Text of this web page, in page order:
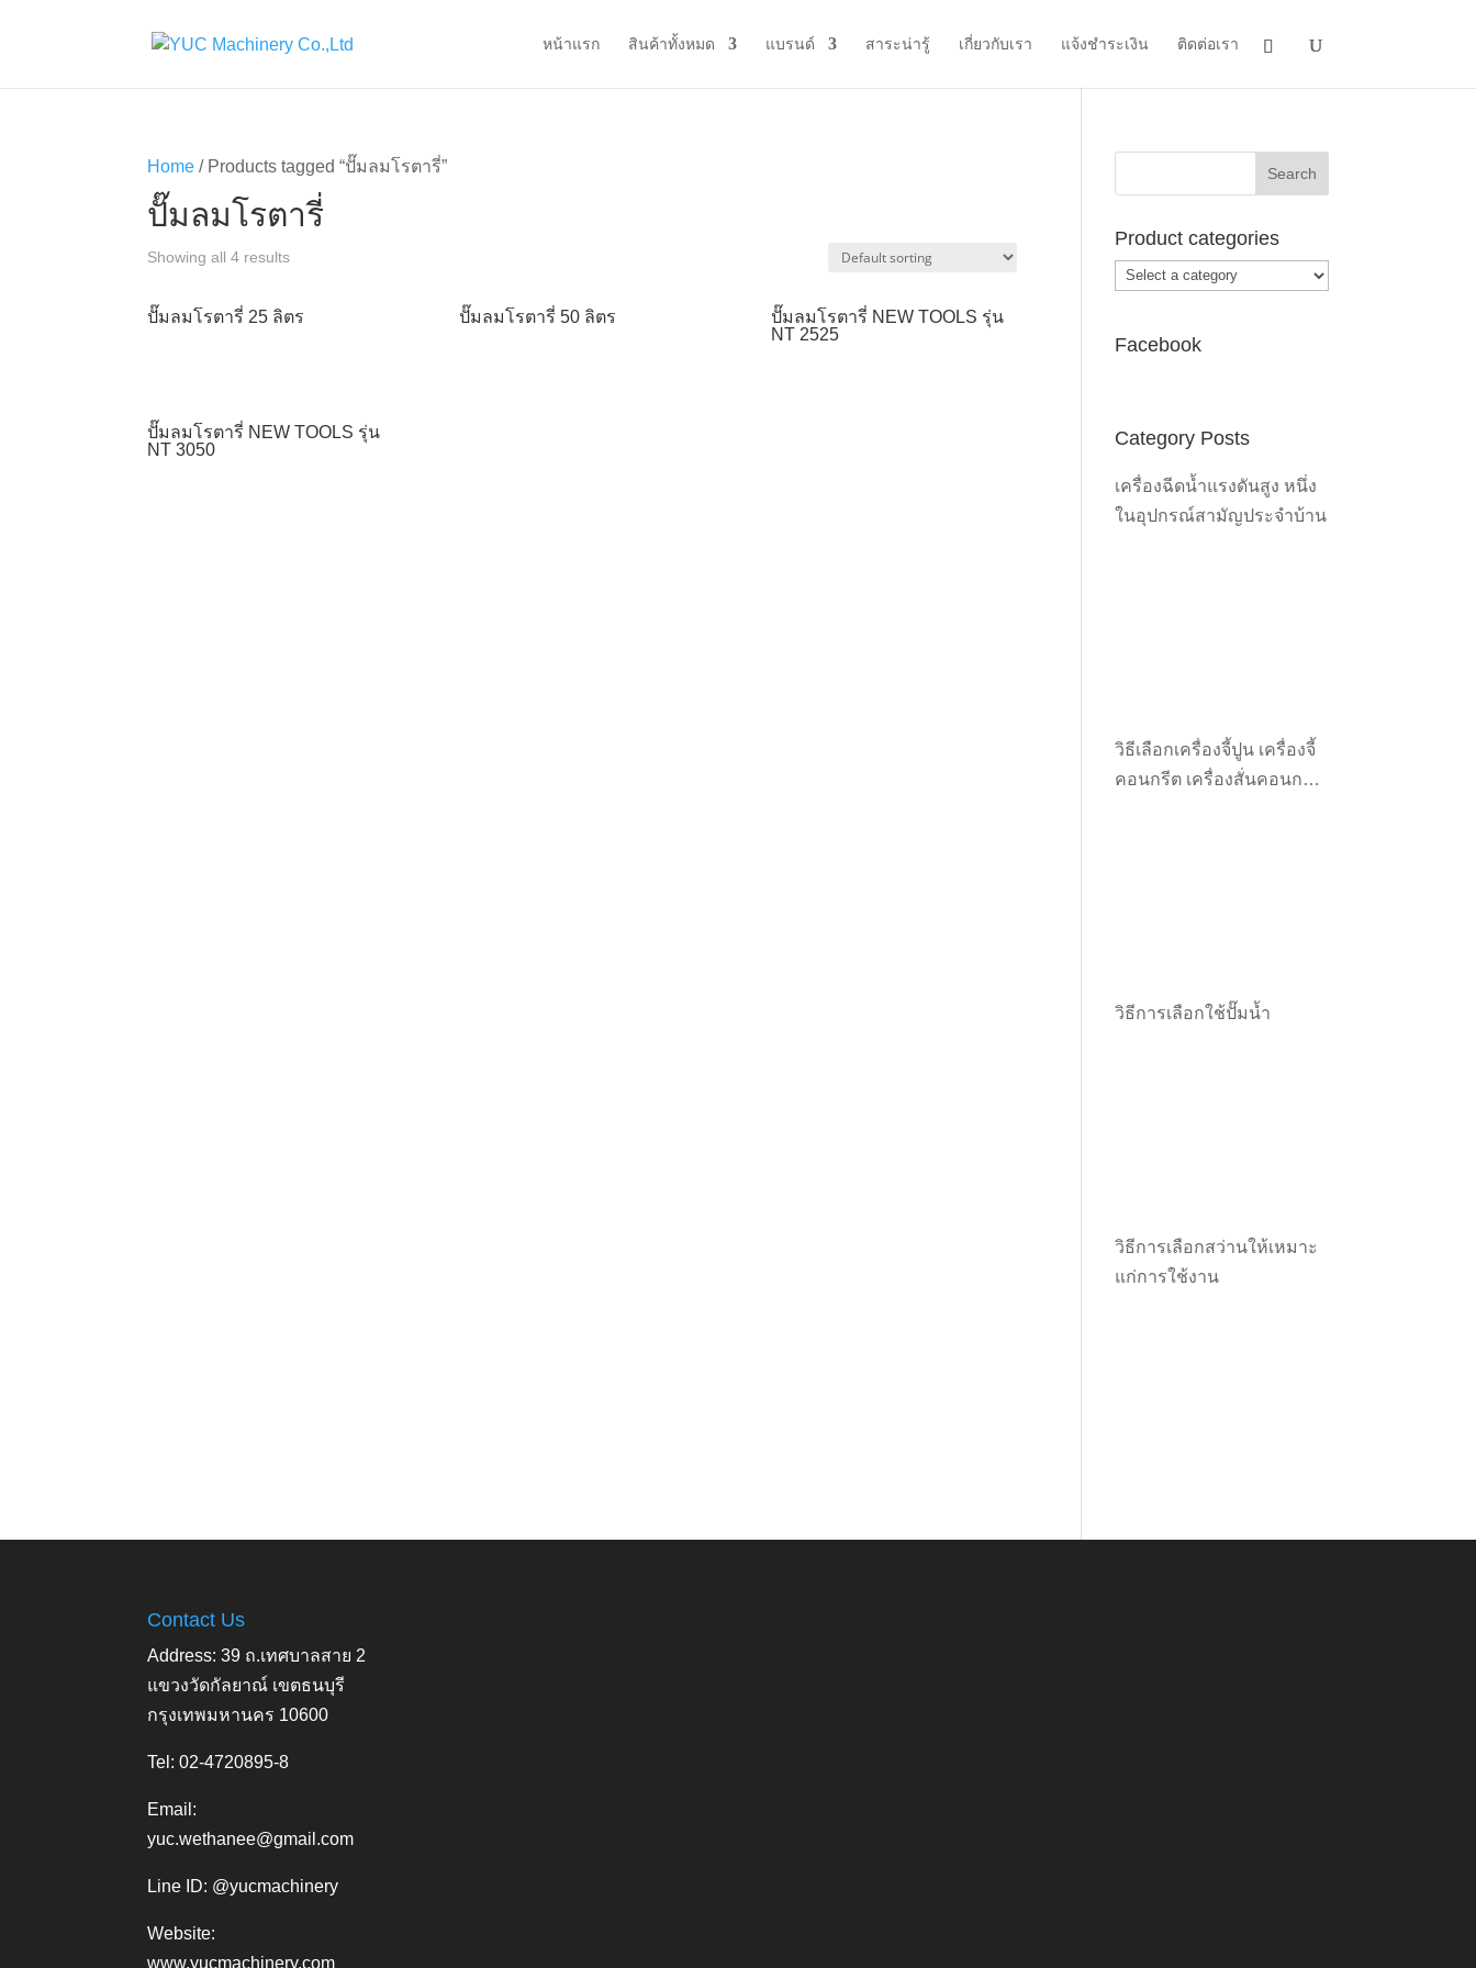
หน้าแรก สินค้าทั้งหมด แบรนด์ สาระน่ารู้ เกี่ยวกับเรา แจ้งชำระเงิน ติดต่อเรา
Home / Products tagged “ปั๊มลมโรตารี่”
ปั๊มลมโรตารี่
Showing all 4 results
ปั๊มลมโรตารี่ 25 ลิตร ปั๊มลมโรตารี่ 50 ลิตร
ปั๊มลมโรตารี่ NEW TOOLS รุ่น
NT 2525
ปั๊มลมโรตารี่ NEW TOOLS รุ่น
NT 3050
Product categories
Facebook
Category Posts
เครื่องฉีดน้ำแรงดันสูง หนึ่ง
ในอุปกรณ์สามัญประจำบ้าน
วิธีเลือกเครื่องจี้ปูน เครื่องจี้
คอนกรีต เครื่องสั่นคอนกรีต
วิธีการเลือกใช้ปั๊มน้ำ
วิธีการเลือกสว่านให้เหมาะ
แก่การใช้งาน
Contact Us
Address: 39 ถ.เทศบาลสาย 2
แขวงวัดกัลยาณ์ เขตธนบุรี
กรุงเทพมหานคร 10600
Tel: 02-4720895-8
Email:
yuc.wethanee@gmail.com
Line ID: @yucmachinery
Website:
www.yucmachinery.com